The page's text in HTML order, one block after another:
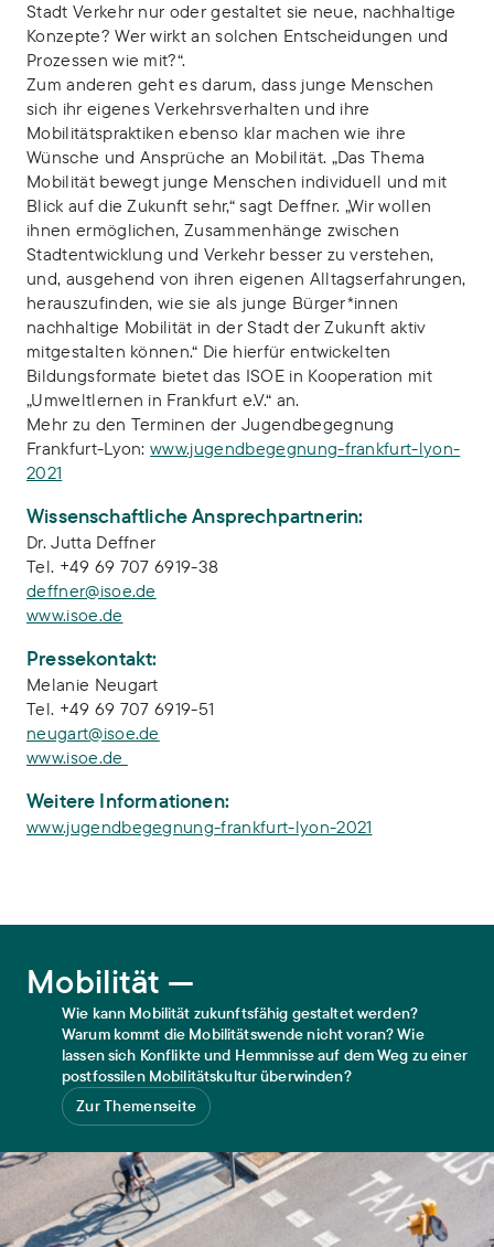
Stadt Verkehr nur oder gestaltet sie neue, nachhaltige
Konzepte? Wer wirkt an solchen Entscheidungen und
Prozessen wie mit?“.
Zum anderen geht es darum, dass junge Menschen
sich ihr eigenes Verkehrsverhalten und ihre
Mobilitätspraktiken ebenso klar machen wie ihre
Wünsche und Ansprüche an Mobilität. „Das Thema
Mobilität bewegt junge Menschen individuell und mit
Blick auf die Zukunft sehr,“ sagt Deffner. „Wir wollen
ihnen ermöglichen, Zusammenhänge zwischen
Stadtentwicklung und Verkehr besser zu verstehen,
und, ausgehend von ihren eigenen Alltagserfahrungen,
herauszufinden, wie sie als junge Bürger*innen
nachhaltige Mobilität in der Stadt der Zukunft aktiv
mitgestalten können.“ Die hierfür entwickelten
Bildungsformate bietet das ISOE in Kooperation mit
„Umweltlernen in Frankfurt e.V.“ an.
Mehr zu den Terminen der Jugendbegegnung
Frankfurt-Lyon:www.jugendbegegnung-frankfurt-lyon-
2021
Wissenschaftliche Ansprechpartnerin:
Dr. Jutta Deffner
Tel. +49 69 707 6919-38
deffner@isoe.de
www.isoe.de
Pressekontakt:
Melanie Neugart
Tel. +49 69 707 6919-51
neugart@isoe.de
www.isoe.de
Weitere Informationen:
www.jugendbegegnung-frankfurt-lyon-2021
Mobilität —
Wie kann Mobilität zukunftsfähig gestaltet werden?
Warum kommt die Mobilitätswende nicht voran? Wie
lassen sich Konflikte und Hemmnisse auf dem Weg zu einer
postfossilen Mobilitätskultur überwinden?
Zur Themenseite